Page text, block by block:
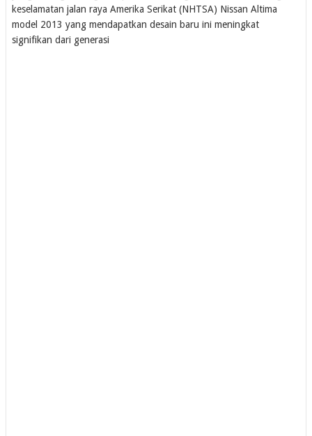
keselamatan jalan raya Amerika Serikat (NHTSA) Nissan Altima
model 2013 yang mendapatkan desain baru ini meningkat
signifikan dari generasi